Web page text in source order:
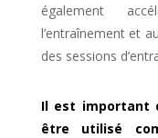
également
l’entraînement et
des sessions
Il est important
être utilisé